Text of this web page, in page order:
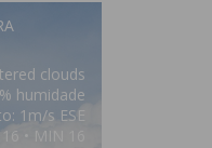
clouds
humidade
1m/s ESE
• MIN 16